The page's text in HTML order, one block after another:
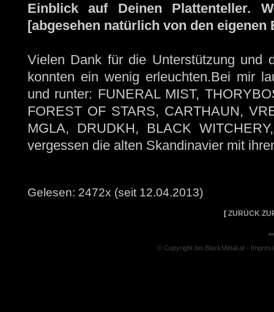
Einblick auf Deinen Plattenteller.
[abgesehen natürlich von den eigenen
Vielen Dank für die Unterstützung und
konnten ein wenig erleuchten.Bei mir
und runter: FUNERAL MIST,
FOREST OF STARS, CARTHAUN,
MGLA, DRUDKH, BLACK
vergessen die alten Skandinavier mit
Gelesen: 2472x (seit 12.04.2013)
[ ZURÜCK
© Copyright bei BlackMetal.at -